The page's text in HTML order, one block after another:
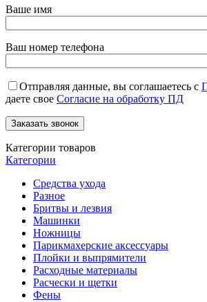
Ваше имя
Ваш номер телефона
Отправляя данные, вы соглашаетесь с
даете свое Согласие на обработку ПД
Категории товаров
Категории
Средства ухода
Разное
Бритвы и лезвия
Машинки
Ножницы
Парикмахерские аксессуары
Плойки и выпрямители
Расходные материалы
Расчески и щетки
Фены